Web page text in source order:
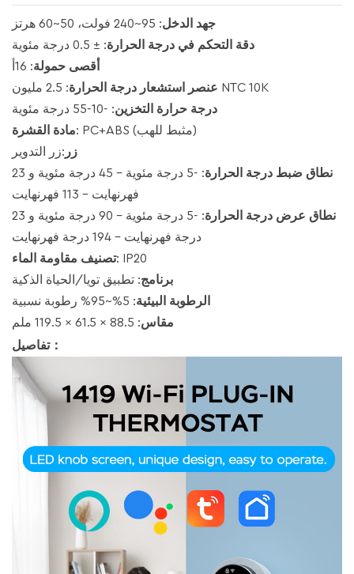
جهد الدخل: 95~240 فولت، 50~60 هرتز
دقة التحكم في درجة الحرارة: ± 0.5 درجة مئوية
أقصى حمولة: 16أ
عنصر استشعار درجة الحرارة : 2.5 مليون NTC 10K
درجة حرارة التخزين: -10-55 درجة مئوية
مادة القشرة
: PC+ABS (مثبط للهب)
زر :زر التدوير
نطاق ضبط درجة الحرارة
: -5 درجة مئوية - 45 درجة مئوية و 23
فهرنهايت - 113 فهرنهايت
نطاق عرض درجة الحرارة
: -5 درجة مئوية - 90 درجة مئوية و 23
درجة فهرنهايت - 194 درجة فهرنهايت
تصنيف مقاومة الماء: IP20
برنامج: تطبيق تويا/الحياة الذكية
الرطوبة البيئية: 5%~95% رطوبة نسبية
مقاس: 88.5 × 61.5 × 119.5 ملم
تفاصيل：